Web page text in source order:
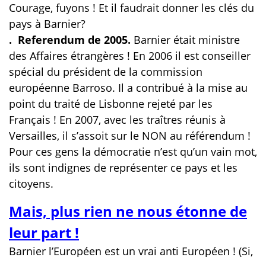
Courage, fuyons ! Et il faudrait donner les clés du
pays à Barnier?
. Referendum de 2005. Barnier était ministre
des Affaires étrangères ! En 2006 il est conseiller
spécial du président de la commission
européenne Barroso. Il a contribué à la mise au
point du traité de Lisbonne rejeté par les
Français ! En 2007, avec les traîtres réunis à
Versailles, il s’assoit sur le NON au référendum !
Pour ces gens la démocratie n’est qu’un vain mot,
ils sont indignes de représenter ce pays et les
citoyens.
Mais, plus rien ne nous étonne de
leur part !
Barnier l’Européen est un vrai anti Européen ! (Si,